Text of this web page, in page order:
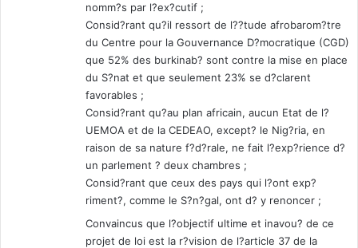
nomm?s par l?ex?cutif ;
Consid?rant qu?il ressort de l??tude afrobarom?tre
du Centre pour la Gouvernance D?mocratique (CGD)
que 52% des burkinab? sont contre la mise en place
du S?nat et que seulement 23% se d?clarent
favorables ;
Consid?rant qu?au plan africain, aucun Etat de l?
UEMOA et de la CEDEAO, except? le Nig?ria, en
raison de sa nature f?d?rale, ne fait l?exp?rience d?
un parlement ? deux chambres ;
Consid?rant que ceux des pays qui l?ont exp?
riment?, comme le S?n?gal, ont d? y renoncer ;
Convaincus que l?objectif ultime et inavou? de ce
projet de loi est la r?vision de l?article 37 de la